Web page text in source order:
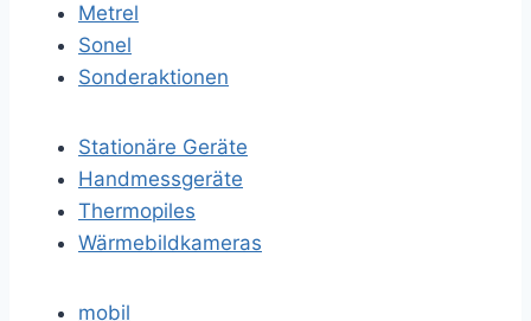
Metrel
Sonel
Sonderaktionen
Stationäre Geräte
Handmessgeräte
Thermopiles
Wärmebildkameras
mobil